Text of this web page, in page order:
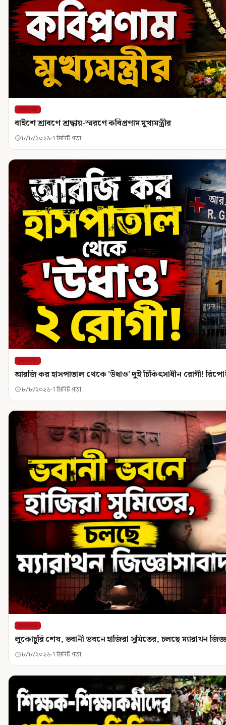
মহানগর
বাইশে শ্রাবণে শ্রদ্ধায়-স্মরণে কবিপ্রণাম মুখ্যমন্ত্রীর
৮/৮/২০২৬ 1 মিনিট পড়া
মহানগর
আরজি কর হাসপাতাল থেকে 'উধাও' দুই চিকিৎসাধীন রোগী!
৮/৮/২০২৬ 1 মিনিট পড়া
মহানগর
লুকোচুরি শেষ, ভবানী ভবনে হাজিরা সুমিতের, চলছে ম্যারাথন
৮/৮/২০২৬ 1 মিনিট পড়া